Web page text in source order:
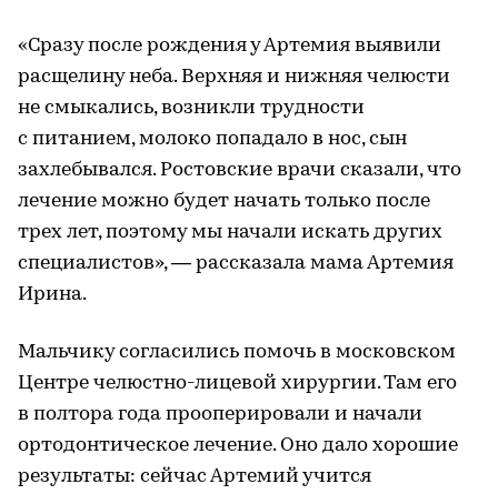
«Сразу после рождения у Артемия выявили
расщелину неба. Верхняя и нижняя челюсти
не смыкались, возникли трудности
с питанием, молоко попадало в нос, сын
захлебывался. Ростовские врачи сказали, что
лечение можно будет начать только после
трех лет, поэтому мы начали искать других
специалистов», — рассказала мама Артемия
Ирина.
Мальчику согласились помочь в московском
Центре челюстно-лицевой хирургии. Там его
в полтора года прооперировали и начали
ортодонтическое лечение. Оно дало хорошие
результаты: сейчас Артемий учится